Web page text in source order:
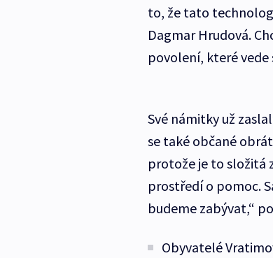
to, že tato
Dagmar Hrudová.
povolení, které vede
Své námitky už
se také občané
protože je to složitá
prostředí o pomoc.
budeme zabývat,“
Obyvatelé